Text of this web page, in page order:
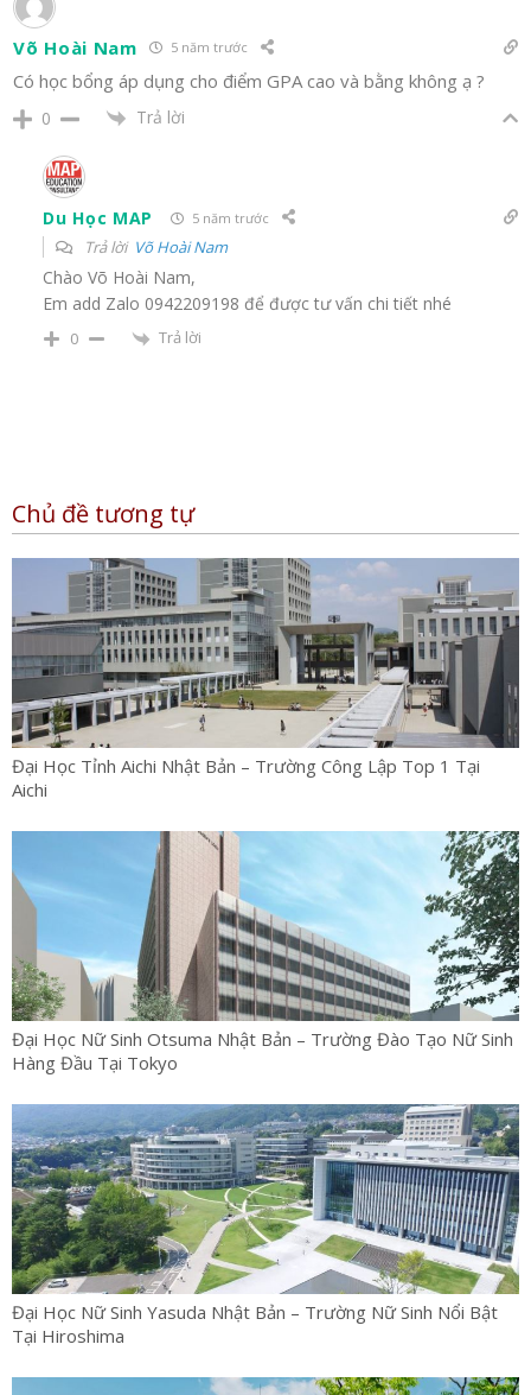
Võ Hoài Nam 5 năm trước
Có học bổng áp dụng cho điểm GPA cao và bằng không ạ ?
0 Trả lời
Du Học MAP 5 năm trước
Trả lời Võ Hoài Nam
Chào Võ Hoài Nam,
Em add Zalo 0942209198 để được tư vấn chi tiết nhé
0 Trả lời
Chủ đề tương tự
Đại Học Tỉnh Aichi Nhật Bản – Trường Công Lập Top 1 Tại
Aichi
Đại Học Nữ Sinh Otsuma Nhật Bản – Trường Đào Tạo Nữ Sinh
Hàng Đầu Tại Tokyo
Đại Học Nữ Sinh Yasuda Nhật Bản – Trường Nữ Sinh Nổi Bật
Tại Hiroshima